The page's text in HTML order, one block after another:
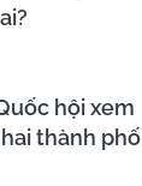
hội xem
thành phố